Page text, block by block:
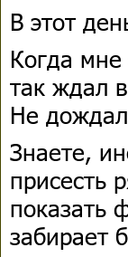
В этот
Когда
так ждал
Не
Знаете,
присесть
показать
забирает